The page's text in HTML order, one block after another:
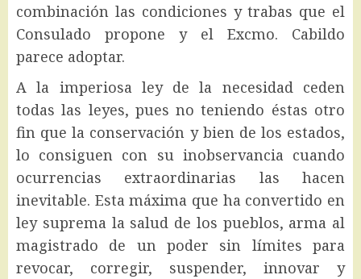
combinación las condiciones y trabas que el
Consulado propone y el Excmo. Cabildo
parece adoptar.
A la imperiosa ley de la necesidad ceden
todas las leyes, pues no teniendo éstas otro
fin que la conservación y bien de los estados,
lo consiguen con su inobservancia cuando
ocurrencias extraordinarias las hacen
inevitable. Esta máxima que ha convertido en
ley suprema la salud de los pueblos, arma al
magistrado de un poder sin límites para
revocar, corregir, suspender, innovar y